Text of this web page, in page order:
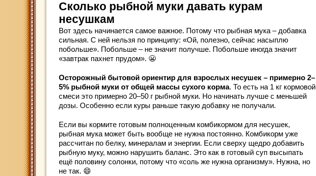
Сколько рыбной муки давать курам
несушкам
Вот здесь начинается самое важное. Потому что рыбная мука – добавка
сильная. С ней нельзя по принципу: «Ой, полезно, сейчас насыплю
побольше». Побольше – не значит получше. Побольше иногда значит
«завтрак пахнет прудом». 😬
Осторожный бытовой ориентир для взрослых несушек – примерно 2–
5% рыбной муки от общей массы сухого корма. То есть на 1 кг кормовой
смеси это примерно 20–50 г рыбной муки. Но начинать лучше с меньшей
дозы. Особенно если куры раньше такую добавку не получали.
Если вы кормите готовым полноценным комбикормом для несушек,
рыбная мука может быть вообще не нужна постоянно. Комбикорм уже
рассчитан по белку, минералам и энергии. Если сверху щедро добавить
рыбную муку, можно нарушить баланс. Это как в готовый суп высыпать
ещё половину солонки, потому что «соль же нужна организму». Нужна, но
не так. 😄